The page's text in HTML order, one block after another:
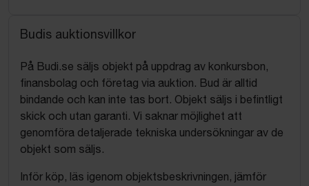
Budis auktionsvillkor
På Budi.se säljs objekt på uppdrag av konkursbon,
finansbolag och företag via auktion. Bud är alltid
bindande och kan inte tas bort. Objekt säljs i befintligt
skick och utan garanti. Vi saknar möjlighet att
genomföra detaljerade tekniska undersökningar av de
objekt som säljs.
Inför köp, läs igenom objektsbeskrivningen, jämför